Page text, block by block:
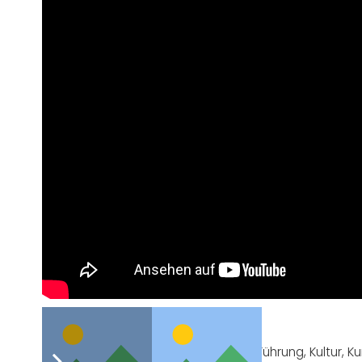
Post Views: 1.642
Tags: DGS Angebote DGS-Führung Führung, Kultur,